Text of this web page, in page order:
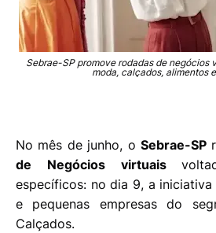
Sebrae-SP promove rodadas de negócios
moda, calçados, alimentos
No mês de junho, o Sebrae-SP
de Negócios virtuais
específicos: no dia 9, a
e pequenas empresas do
Calçados.